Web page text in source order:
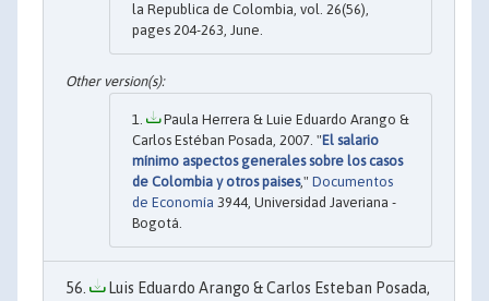
la Republica de Colombia, vol. 26(56),
pages 204-263, June.
Paula Herrera & Luie Eduardo Arango &
Carlos Estéban Posada, 2007. "El salario
mínimo aspectos generales sobre los casos
de Colombia y otros paises," Documentos
de Economía 3944, Universidad Javeriana -
Bogotá.
Luis Eduardo Arango & Carlos Esteban Posada,